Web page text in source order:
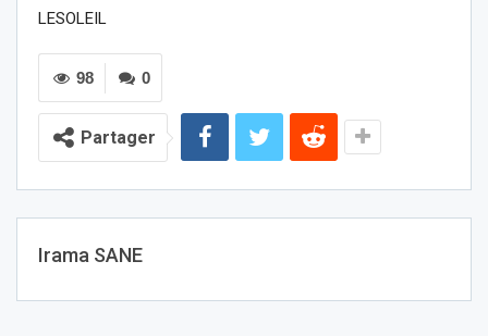
LESOLEIL
0
98
Partager
Irama SANE